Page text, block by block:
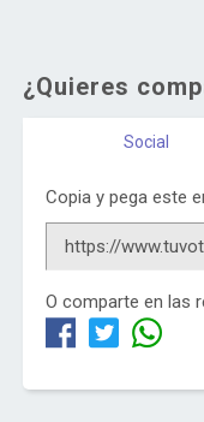
¿Quieres
Social
Copia y pega este
O comparte en las